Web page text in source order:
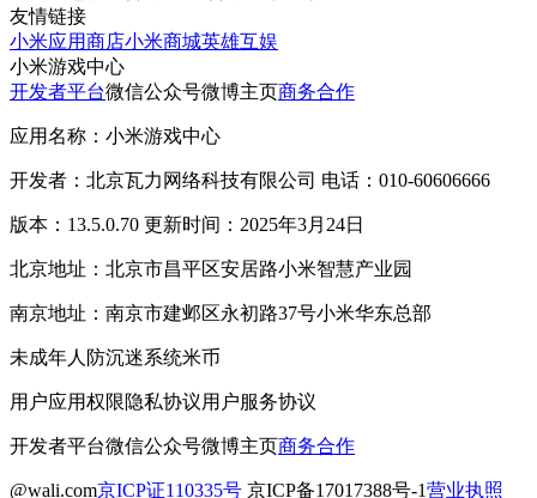
友情链接
小米应用商店小米商城英雄互娱
小米游戏中心
开发者平台微信公众号微博主页商务合作
应用名称：小米游戏中心
开发者：北京瓦力网络科技有限公司 电话：010-60606666
版本：13.5.0.70 更新时间：2025年3月24日
北京地址：北京市昌平区安居路小米智慧产业园
南京地址：南京市建邺区永初路37号小米华东总部
未成年人防沉迷系统米币
用户应用权限隐私协议用户服务协议
开发者平台微信公众号微博主页商务合作
@wali.com京ICP证110335号 京ICP备17017388号-1营业执照